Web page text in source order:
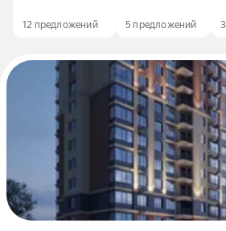
12 предложений 5 предложений